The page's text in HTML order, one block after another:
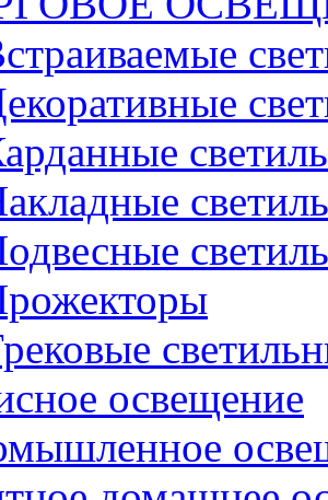
освещение